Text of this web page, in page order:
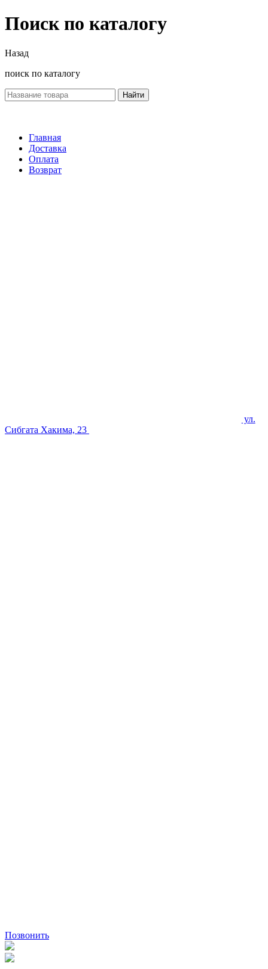
Поиск по каталогу
Назад
поиск по каталогу
Найти
Главная
Доставка
Оплата
Возврат
ул.
Сибгата Хакима, 23
Позвонить